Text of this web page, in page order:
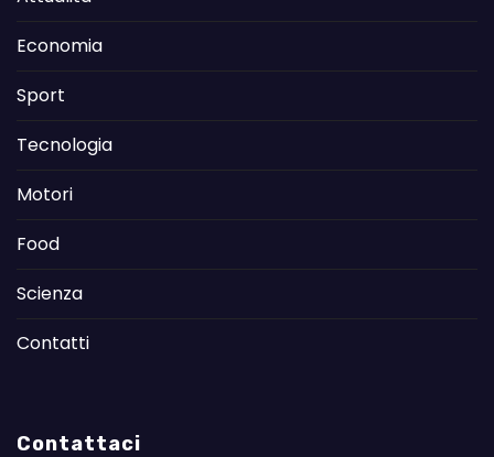
Economia
Sport
Tecnologia
Motori
Food
Scienza
Contatti
Contattaci